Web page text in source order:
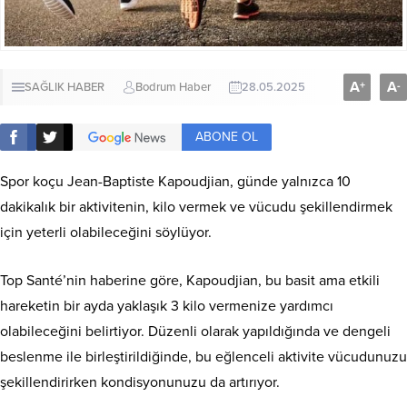
SAĞLIK HABER Bodrum Haber 28.05.2025 A+ A-
ABONE OL
Spor koçu Jean-Baptiste Kapoudjian, günde yalnızca 10
dakikalık bir aktivitenin, kilo vermek ve vücudu şekillendirmek
için yeterli olabileceğini söylüyor.
Top Santé’nin haberine göre, Kapoudjian, bu basit ama etkili
hareketin bir ayda yaklaşık 3 kilo vermenize yardımcı
olabileceğini belirtiyor. Düzenli olarak yapıldığında ve dengeli
beslenme ile birleştirildiğinde, bu eğlenceli aktivite vücudunuzu
şekillendirirken kondisyonunuzu da artırıyor.